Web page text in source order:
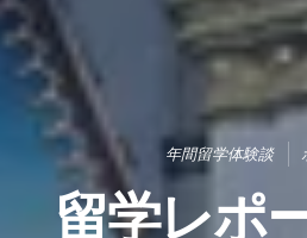
年間留学体験談
留学レポ